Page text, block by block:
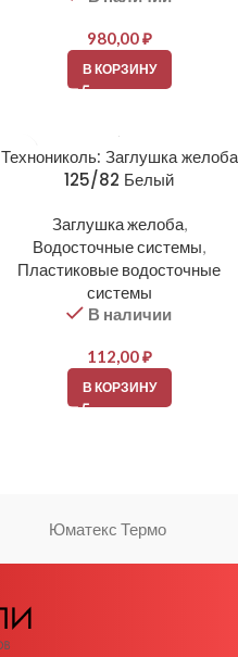
980,00₽
В КОРЗИНУ
Технониколь: Заглушка желоба
125/82 Белый
Заглушка желоба,
Водосточные системы,
Пластиковые водосточные
системы
В наличии
112,00₽
В КОРЗИНУ
Юматекс Термо